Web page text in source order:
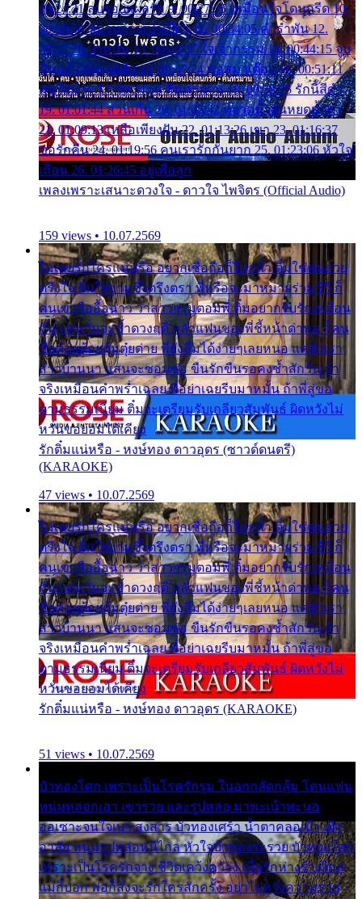
00:24:21 ลบรอยแผลรัก 9. 00:27:35 เหมือนใจโดนกรีด 10.
00:30:54 ขบวนการเปาเปียว 11. 00:34:05 คำรำพัน 12.
00:37:20 ปาหนัน 13. 00:40:37 ใจเจ้ากรรม 14. 00:44:15 จูบ
ฉันแล้วจงตายเสีย 15. 00:47:24 ขอสูมาเต๊อะ 16. 00:51:11
คนใจมาร 17. 00:54:50 คืนทรมาน 18. 00:58:25 รักนี้สีดำ
19. 01:01:44 ส่วนเกิน 20. 01:05:42 หยาดน้ำฝนหยดน้ำตา
21. 01:09:13 เหลือเพียงฝัน 22. 01:13:26 เขา 23. 01:16:37
ขอรักคืน 24. 01:19:56 คนเรารักกันยาก 25. 01:23:06 หัวใจ
เถื่อน 26. 01:26:45 อยู่เพื่อลูก
เพลงเพราะเสนาะดวงใจ - ดาวใจ ไพจิตร (Official Audio)
159 views • 10.07.2569
ไม่เคยรักใครแน่หรือ อยากเชื่อถือก็ไม่กล้า ติ๋มใช่คนสวย
ตรึงใจ ติ๋มใช่งามซึ้งตรึงตรา พี่หรือจะมาหมายร่วมชีวี ก็
คนเขาลืออื้อฉาว ว่าสาวๆรุมตอมพี่ ติ๋มอยากรับรักเหมือน
กัน แต่หวั่นจะช้ำดวงฤดี กลัวแฟนของพี่ชี้หน้าด่าทอ ก็คน
ชื่อต๋อยต้อยตุ้มตุ๋ยต่าย พี่ยังลืมได้ง่ายๆเลยหนอ แค่ตัวเรา
สาวบ้านนา แสนจะซอมซ่อ ขืนรักขืนรอคงช้ำสักวัน ถ้า
จริงเหมือนคำพร่ำเฉลย พี่อย่าเฉยรีบมาหมั้น ถ้าพี่สู่ขอ
ตามธรรมเนียม ติ๋มจะเตรียมรับเกลียวสัมพันธ์ ผิดหวังไม่
หวั่นขอยอมได้เคียง
รักติ๋มแน่หรือ - หงษ์ทอง ดาวอุดร (ซาวด์ดนตรี)
(KARAOKE)
47 views • 10.07.2569
ไม่เคยรักใครแน่หรือ อยากเชื่อถือก็ไม่กล้า ติ๋มใช่คนสวย
ตรึงใจ ติ๋มใช่งามซึ้งตรึงตรา พี่หรือจะมาหมายร่วมชีวี ก็
คนเขาลืออื้อฉาว ว่าสาวๆรุมตอมพี่ ติ๋มอยากรับรักเหมือน
กัน แต่หวั่นจะช้ำดวงฤดี กลัวแฟนของพี่ชี้หน้าด่าทอ ก็คน
ชื่อต๋อยต้อยตุ้มตุ๋ยต่าย พี่ยังลืมได้ง่ายๆเลยหนอ แค่ตัวเรา
สาวบ้านนา แสนจะซอมซ่อ ขืนรักขืนรอคงช้ำสักวัน ถ้า
จริงเหมือนคำพร่ำเฉลย พี่อย่าเฉยรีบมาหมั้น ถ้าพี่สู่ขอ
ตามธรรมเนียม ติ๋มจะเตรียมรับเกลียวสัมพันธ์ ผิดหวังไม่
หวั่นขอยอมได้เคียง
รักติ๋มแน่หรือ - หงษ์ทอง ดาวอุดร (KARAOKE)
51 views • 10.07.2569
บัวทองโศก เพราะเป็นโรครักรุม ในอกกลัดกลุ้ม โดนแฟน
หนุ่มหลอกเอา เขารวย และรูปหล่อ มาพะเน้าพะนอ
ออเซาะจนใจเบา สงสาร บัวทองเศร้า น้ำตาคลอเบ้า เฝ้า
อาลัย หนุ่มรูปหล่อหนีไกล หัวใจบัวทองระรวย บัวทองโศก
เพราะเป็นโรครักจาง ชีวิตเคว้งคว้าง เมื่อรักห่างร้างไกล
แม่ก็บอก พ่อก็สั่งจะรักใครสักครั้ง อย่าไปหวังความรวย